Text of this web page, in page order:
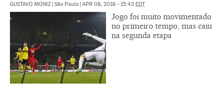
GUSTAVO MONIZ São Paulo APR 08, 2016 - 15:43 EDT
Jogo foi muito movimentado
no primeiro tempo, mas caiu
na segunda etapa